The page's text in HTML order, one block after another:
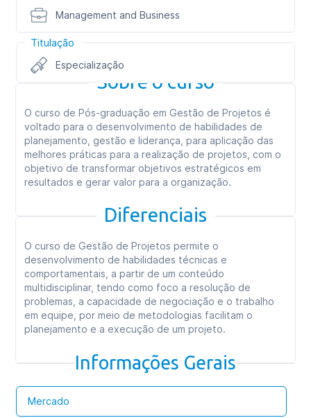
Management and Business
Titulação
Especialização
Sobre o curso
O curso de Pós-graduação em Gestão de Projetos é
voltado para o desenvolvimento de habilidades de
planejamento, gestão e liderança, para aplicação das
melhores práticas para a realização de projetos, com o
objetivo de transformar objetivos estratégicos em
resultados e gerar valor para a organização.
Diferenciais
O curso de Gestão de Projetos permite o
desenvolvimento de habilidades técnicas e
comportamentais, a partir de um conteúdo
multidisciplinar, tendo como foco a resolução de
problemas, a capacidade de negociação e o trabalho
em equipe, por meio de metodologias facilitam o
planejamento e a execução de um projeto.
Informações Gerais
Mercado